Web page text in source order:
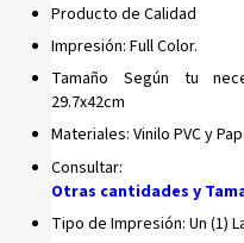
Producto de Calidad
Impresión: Full Color.
Tamaño Según tu
29.7x42cm
Materiales: Vinilo PVC y
Consultar:
Otras cantidades y
Tipo de Impresión: Un (1)